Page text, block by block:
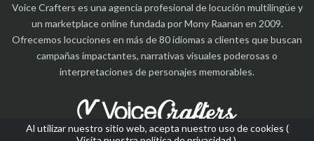
Al utilizar nuestro sitio web, acepta nuestro uso de cookies (
Voice Crafters es una agencia profesional de locución multilingüe y
un marketplace online fundada por Mony Raanan en 2009.
Ofrecemos locuciones en más de 80 idiomas a clientes que buscan
campañas impactantes, narrativas visuales poderosas o
interpretaciones de personajes memorables.